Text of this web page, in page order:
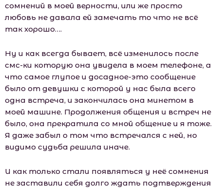
сомнений в моей верности, или же просто
любовь не давала ей замечать то что не всё
так хорошо….
Ну и как всегда бывает, всё изменилось после
смс-ки которую она увидела в моем телефоне, а
что самое глупое и досадное-это сообщение
было от девушки с которой у нас была всего
одна встреча, и закончилась она минетом в
моей машине. Продолжения общения и встреч не
было, она прекратила со мной общение и я тоже.
Я даже забыл о том что встречался с ней, но
видимо судьба решила иначе.
И как только стали появляться у неё сомнения
не заставили себя долго ждать подтверждения